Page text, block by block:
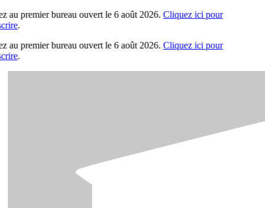
au premier bureau ouvert le 6 août 2026.Cliquez ici pour
.
au premier bureau ouvert le 6 août 2026.Cliquez ici pour
.